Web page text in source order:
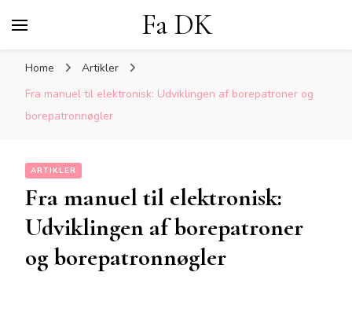
Fa DK
Home
Artikler
Fra manuel til elektronisk: Udviklingen af borepatroner og
borepatronnøgler
ARTIKLER
Fra manuel til elektronisk:
Udviklingen af borepatroner
og borepatronnøgler